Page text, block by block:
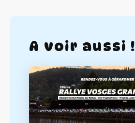
A voir aussi !